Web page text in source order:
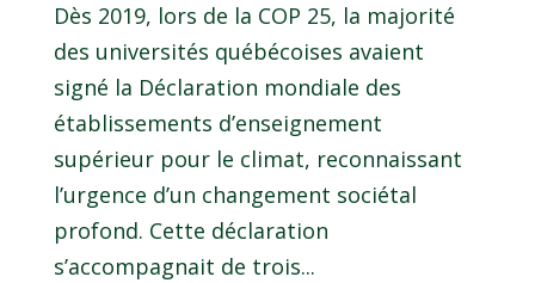
Dès 2019, lors de la COP 25, la majorité
des universités québécoises avaient
signé la Déclaration mondiale des
établissements d’enseignement
supérieur pour le climat, reconnaissant
l’urgence d’un changement sociétal
profond. Cette déclaration
s’accompagnait de trois...